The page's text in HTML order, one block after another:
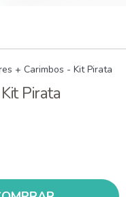
+ Carimbos - Kit Pirata
Pirata